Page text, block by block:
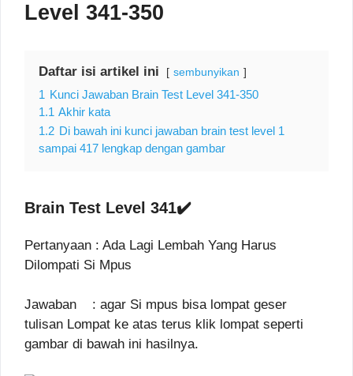
Level 341-350
Daftar isi artikel ini sembunyikan
1 Kunci Jawaban Brain Test Level 341-350
1.1 Akhir kata
1.2 Di bawah ini kunci jawaban brain test level 1
sampai 417 lengkap dengan gambar
Brain Test Level 341✔️
Pertanyaan : Ada Lagi Lembah Yang Harus
Dilompati Si Mpus
Jawaban : agar Si mpus bisa lompat geser
tulisan Lompat ke atas terus klik lompat seperti
gambar di bawah ini hasilnya.